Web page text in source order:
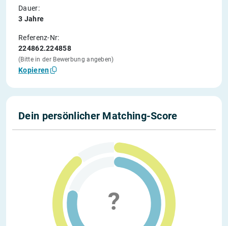
Dauer:
3 Jahre
Referenz-Nr:
224862.224858
(Bitte in der Bewerbung angeben)
Kopieren
Dein persönlicher Matching-Score